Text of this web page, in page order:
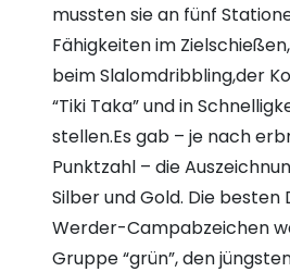
mussten sie an fünf
Fähigkeiten im
beim Slalomdribbling,der
“Tiki Taka” und in
stellen.Es gab – je nach
Punktzahl – die
Silber und Gold. Die besten
Werder-Campabzeichen
Gruppe “grün”, den